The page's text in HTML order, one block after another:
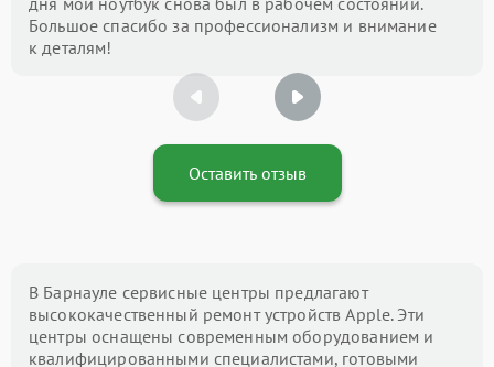
Большое спасибо за профессионализм и внимание
к деталям!
Оставить отзыв
В Барнауле сервисные центры предлагают
высококачественный ремонт устройств Apple. Эти
центры оснащены современным оборудованием и
квалифицированными специалистами, готовыми